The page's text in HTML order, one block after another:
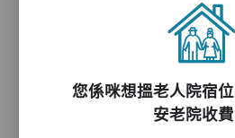
您係咪想搵老人院宿
安老院收費